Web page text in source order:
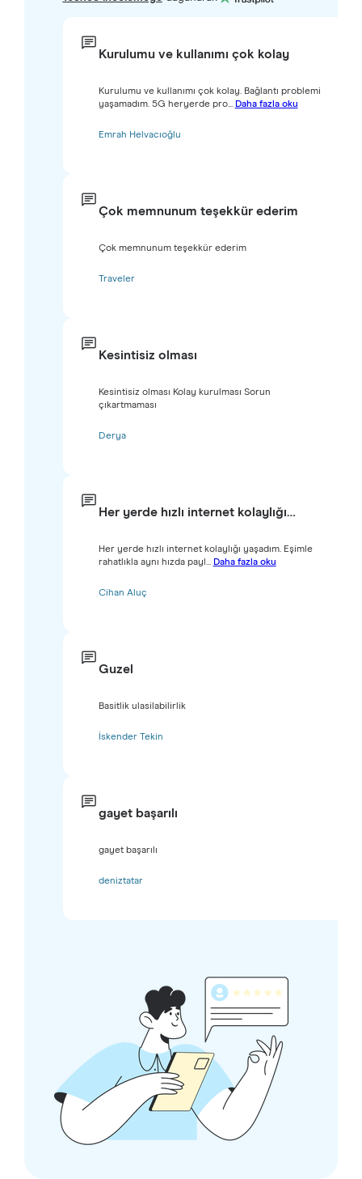
Kurulumu ve kullanımı çok kolay
Kurulumu ve kullanımı çok kolay. Bağlantı problemi
yaşamadım. 5G heryerde pro... Daha fazla oku
Emrah Helvacıoğlu
Çok memnunum teşekkür ederim
Çok memnunum teşekkür ederim
Traveler
Kesintisiz olması
Kesintisiz olması Kolay kurulması Sorun
çıkartmaması
Derya
Her yerde hızlı internet kolaylığı…
Her yerde hızlı internet kolaylığı yaşadım. Eşimle
rahatlıkla aynı hızda payl... Daha fazla oku
Cihan Aluç
Guzel
Basitlik ulasilabilirlik
İskender Tekin
gayet başarılı
gayet başarılı
deniztatar